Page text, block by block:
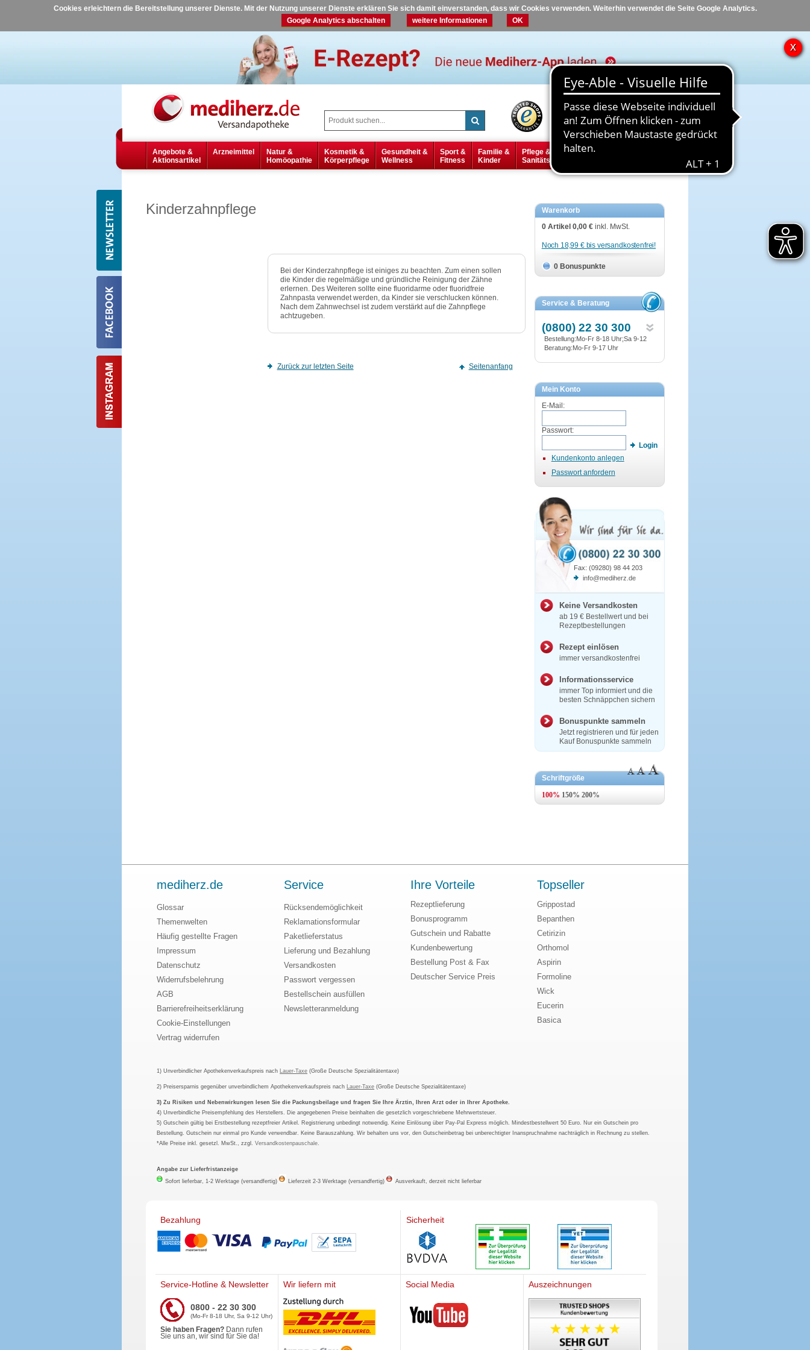
Cookies erleichtern die Bereitstellung unserer Dienste. Mit der Nutzung unserer Dienste erklären Sie sich damit einverstanden, dass wir Cookies verwenden. Weiterhin verwendet die Seite Google Analytics.
Google Analytics abschalten
weitere Informationen OK
Hilfe Kontakt
Angebote &
Aktionsartikel
Arzneimittel
Natur &
Homöopathie
Kosmetik &
Körperpflege
Gesundheit &
Wellness
Sport &
Fitness
Familie &
Kinder
Pflege &
Sanitätsbedarf
Diabetes
Kinderzahnpflege
Bei der Kinderzahnpflege ist einiges zu beachten. Zum einen sollen
die Kinder die regelmäßige und gründliche Reinigung der Zähne
erlernen. Des Weiteren sollte eine fluoridarme oder fluoridfreie
Zahnpasta verwendet werden, da Kinder sie verschlucken können.
Nach dem Zahnwechsel ist zudem verstärkt auf die Zahnpflege
achtzugeben.
Zurück zur letzten Seite Seitenanfang
Warenkorb
0 Artikel 0,00 € inkl. MwSt.
Noch 18,99 € bis versandkostenfrei!
0 Bonuspunkte
Service & Beratung
(0800) 22 30 300
Bestellung:Mo-Fr 8-18 Uhr;Sa 9-12
Beratung:Mo-Fr 9-17 Uhr
Mein Konto
E-Mail:
Passwort:
Login
Kundenkonto anlegen
Passwort anfordern
Fax: (09280) 98 44 203
info@mediherz.de
Keine Versandkosten
ab 19 € Bestellwert und bei
Rezeptbestellungen
Rezept einlösen
immer versandkostenfrei
Informationsservice
immer Top informiert und die
besten Schnäppchen sichern
Bonuspunkte sammeln
Jetzt registrieren und für jeden
Kauf Bonuspunkte sammeln
Schriftgröße
mediherz.de
Glossar
Themenwelten
Häufig gestellte Fragen
Impressum
Datenschutz
Widerrufsbelehrung
AGB
Barrierefreiheitserklärung
Cookie-Einstellungen
Vertrag widerrufen
Service
Rücksendemöglichkeit
Reklamationsformular
Paketlieferstatus
Lieferung und Bezahlung
Versandkosten
Passwort vergessen
Bestellschein ausfüllen
Newsletteranmeldung
Ihre Vorteile
Rezeptlieferung
Bonusprogramm
Gutschein und Rabatte
Kundenbewertung
Bestellung Post & Fax
Deutscher Service Preis
Topseller
Grippostad
Bepanthen
Cetirizin
Orthomol
Aspirin
Formoline
Wick
Eucerin
Basica
1) Unverbindlicher Apothekenverkaufspreis nach Lauer-Taxe (Große Deutsche Spezialitätentaxe)
2) Preisersparnis gegenüber unverbindlichem Apothekenverkaufspreis nach Lauer-Taxe (Große Deutsche Spezialitätentaxe)
3) Zu Risiken und Nebenwirkungen lesen Sie die Packungsbeilage und fragen Sie Ihre Ärztin, Ihren Arzt oder in Ihrer Apotheke.
4) Unverbindliche Preisempfehlung des Herstellers. Die angegebenen Preise beinhalten die gesetzlich vorgeschriebene Mehrwertsteuer.
5) Gutschein gültig bei Erstbestellung rezeptfreier Artikel. Registrierung unbedingt notwendig. Keine Einlösung über Pay-Pal Express möglich. Mindestbestellwert 50 Euro. Nur ein Gutschein pro
Bestellung. Gutschein nur einmal pro Kunde verwendbar. Keine Barauszahlung. Wir behalten uns vor, den Gutscheinbetrag bei unberechtigter Inanspruchnahme nachträglich in Rechnung zu stellen.
*Alle Preise inkl. gesetzl. MwSt., zzgl.Versandkostenpauschale.
Angabe zur Lieferfristanzeige
Sofort lieferbar, 1-2 Werktage (versandfertig)
Lieferzeit 2-3 Werktage (versandfertig) Ausverkauft, derzeit nicht lieferbar
Bezahlung Sicherheit
Service-Hotline & Newsletter
0800 - 22 30 300
(Mo-Fr 8-18 Uhr, Sa 9-12 Uhr)
Sie haben Fragen? Dann rufen
Sie uns an, wir sind für Sie da!
Wir liefern mit Social Media
Mediherz
Auszeichnungen